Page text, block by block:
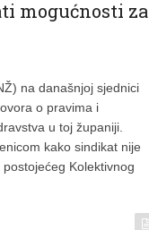
mogućnosti za
na današnjoj sjednici
o pravima i
u toj županiji.
kako sindikat nije
Kolektivnog